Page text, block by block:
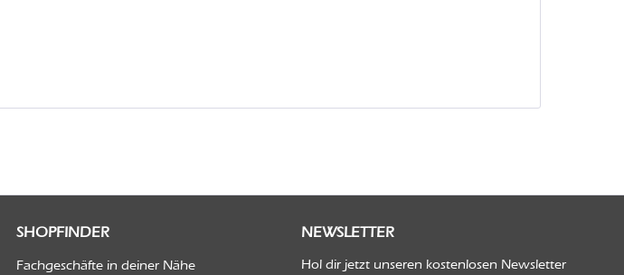
SHOPFINDER
Fachgeschäfte in deiner Nähe
NEWSLETTER
Hol dir jetzt unseren kostenlosen Newsletter